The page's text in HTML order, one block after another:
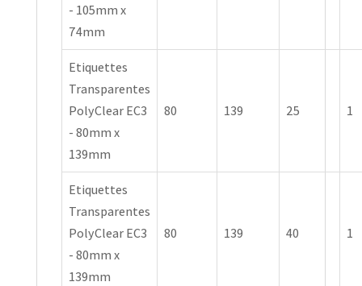
- 105mm x
74mm
Etiquettes
Transparentes
PolyClear EC3
- 80mm x
139mm
80 139 25 1
Etiquettes
Transparentes
PolyClear EC3
- 80mm x
139mm
80 139 40 1